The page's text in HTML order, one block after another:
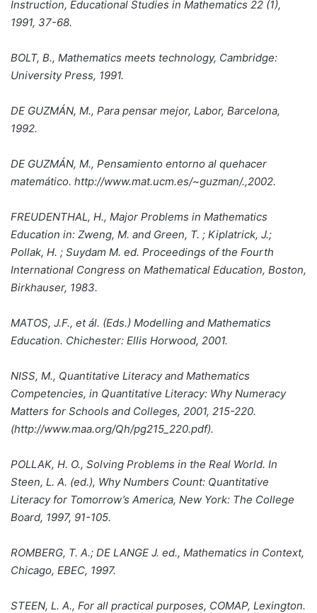
Instruction, Educational Studies in Mathematics 22 (1),
1991, 37-68.
BOLT, B., Mathematics meets technology, Cambridge:
University Press, 1991.
DE GUZMÁN, M., Para pensar mejor, Labor, Barcelona,
1992.
DE GUZMÁN, M., Pensamiento entorno al quehacer
matemático. http://www.mat.ucm.es/~guzman/.,2002.
FREUDENTHAL, H., Major Problems in Mathematics
Education in: Zweng, M. and Green, T. ; Kiplatrick, J.;
Pollak, H. ; Suydam M. ed. Proceedings of the Fourth
International Congress on Mathematical Education, Boston,
Birkhauser, 1983.
MATOS, J.F., et ál. (Eds.) Modelling and Mathematics
Education. Chichester: Ellis Horwood, 2001.
NISS, M., Quantitative Literacy and Mathematics
Competencies, in Quantitative Literacy: Why Numeracy
Matters for Schools and Colleges, 2001, 215-220.
(http://www.maa.org/Qh/pg215_220.pdf).
POLLAK, H. O., Solving Problems in the Real World. In
Steen, L. A. (ed.), Why Numbers Count: Quantitative
Literacy for Tomorrow’s America, New York: The College
Board, 1997, 91-105.
ROMBERG, T. A.; DE LANGE J. ed., Mathematics in Context,
Chicago, EBEC, 1997.
STEEN, L. A., For all practical purposes, COMAP, Lexington.